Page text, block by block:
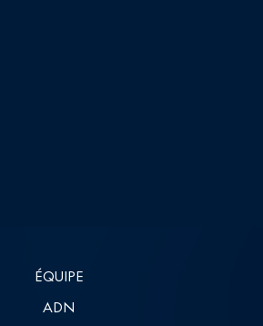
ÉQUIPE
ADN